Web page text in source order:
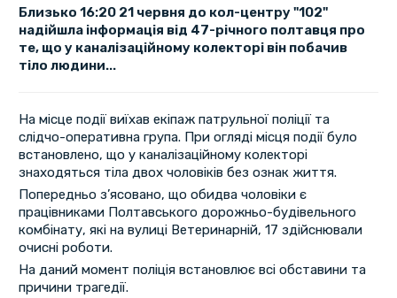
Близько 16:20 21 червня до кол-центру "102"
надійшла інформація від 47-річного полтавця про
те, що у каналізаційному колекторі він побачив
тіло людини...
На місце події виїхав екіпаж патрульної поліції та
слідчо-оперативна група. При огляді місця події було
встановлено, що у каналізаційному колекторі
знаходяться тіла двох чоловіків без ознак життя.
Попередньо з’ясовано, що обидва чоловіки є
працівниками Полтавського дорожньо-будівельного
комбінату, які на вулиці Ветеринарній, 17 здійснювали
очисні роботи.
На даний момент поліція встановлює всі обставини та
причини трагедії.